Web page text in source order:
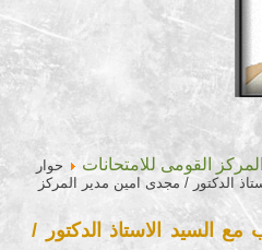
المركز القومى للامتحانات
حوار
الدكتور / مجدى امين مدير المركز
مع السيد الاستاذ الدكتور /